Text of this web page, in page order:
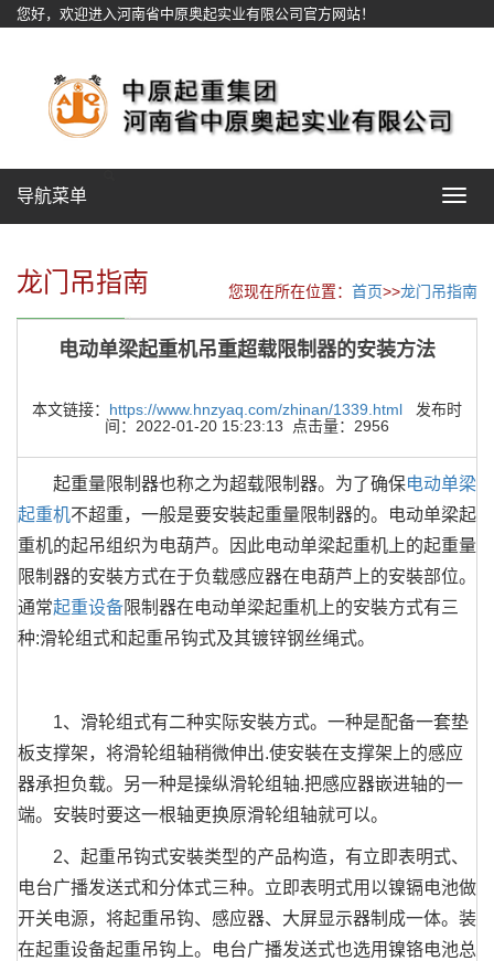
您好，欢迎进入河南省中原奥起实业有限公司官方网站！
Toggle
导航菜单
龙门吊指南 您现在所在位置： 首页>>龙门吊指南
电动单梁起重机吊重超载限制器的安装方法
本文链接： https://www.hnzyaq.com/zhinan/1339.html 发布时
间：2022-01-20 15:23:13 点击量：2956
起重量限制器也称之为超载限制器。为了确保电动单梁
起重机不超重，一般是要安裝起重量限制器的。电动单梁起
重机的起吊组织为电葫芦。因此电动单梁起重机上的起重量
限制器的安裝方式在于负载感应器在电葫芦上的安裝部位。
通常起重设备限制器在电动单梁起重机上的安裝方式有三
种:滑轮组式和起重吊钩式及其镀锌钢丝绳式。
1、滑轮组式有二种实际安裝方式。一种是配备一套垫
板支撑架，将滑轮组轴稍微伸出.使安裝在支撑架上的感应
器承担负载。另一种是操纵滑轮组轴.把感应器嵌进轴的一
端。安裝时要这一根轴更换原滑轮组轴就可以。
2、起重吊钩式安裝类型的产品构造，有立即表明式、
电台广播发送式和分体式三种。立即表明式用以镍镉电池做
开关电源，将起重吊钩、感应器、大屏显示器制成一体。装
在起重设备起重吊钩上。电台广播发送式也选用镍铬电池总